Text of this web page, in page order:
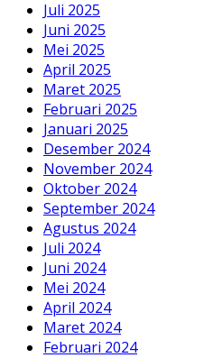
Juli 2025
Juni 2025
Mei 2025
April 2025
Maret 2025
Februari 2025
Januari 2025
Desember 2024
November 2024
Oktober 2024
September 2024
Agustus 2024
Juli 2024
Juni 2024
Mei 2024
April 2024
Maret 2024
Februari 2024